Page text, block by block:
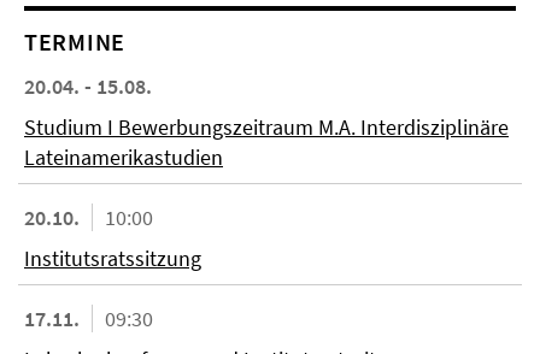
TERMINE
20.04. - 15.08.
Studium I Bewerbungszeitraum M.A. Interdisziplinäre
Lateinamerikastudien
20.10.
10:00
Institutsratssitzung
17.11.
09:30